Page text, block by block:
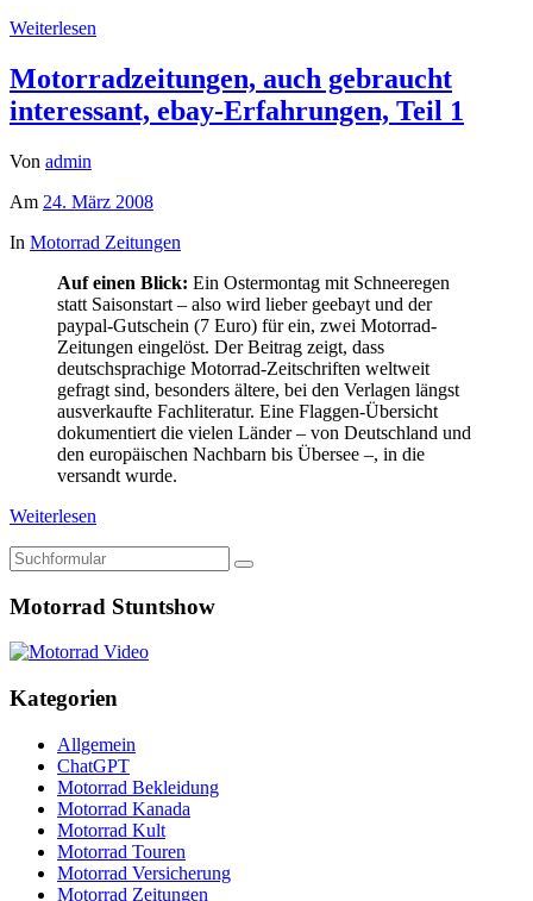
Weiterlesen
Motorradzeitungen, auch gebraucht
interessant, ebay-Erfahrungen, Teil 1
Von admin
Am 24. März 2008
In Motorrad Zeitungen
Auf einen Blick: Ein Ostermontag mit Schneeregen
statt Saisonstart – also wird lieber geebayt und der
paypal-Gutschein (7 Euro) für ein, zwei Motorrad-
Zeitungen eingelöst. Der Beitrag zeigt, dass
deutschsprachige Motorrad-Zeitschriften weltweit
gefragt sind, besonders ältere, bei den Verlagen längst
ausverkaufte Fachliteratur. Eine Flaggen-Übersicht
dokumentiert die vielen Länder – von Deutschland und
den europäischen Nachbarn bis Übersee –, in die
versandt wurde.
Weiterlesen
Suchen
Motorrad Stuntshow
Kategorien
Allgemein
ChatGPT
Motorrad Bekleidung
Motorrad Kanada
Motorrad Kult
Motorrad Touren
Motorrad Versicherung
Motorrad Zeitungen